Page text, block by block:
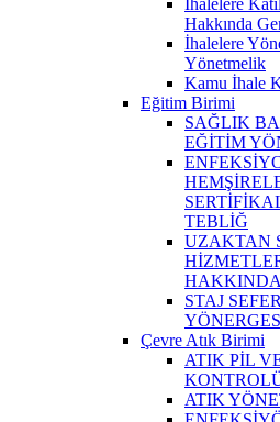
Hakkında
İhalelere
Yönetmelik
Kamu İhale
Eğitim Birimi
SAĞLIK
EĞİTİM
TEBLİĞ
UZAKTAN
STAJ
Çevre Atık Birimi
ATIK PİL
ATIK